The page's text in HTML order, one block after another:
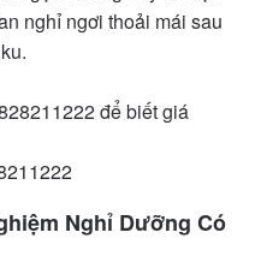
nghỉ ngơi thoải mái sau
để biết giá
Nghỉ Dưỡng Có